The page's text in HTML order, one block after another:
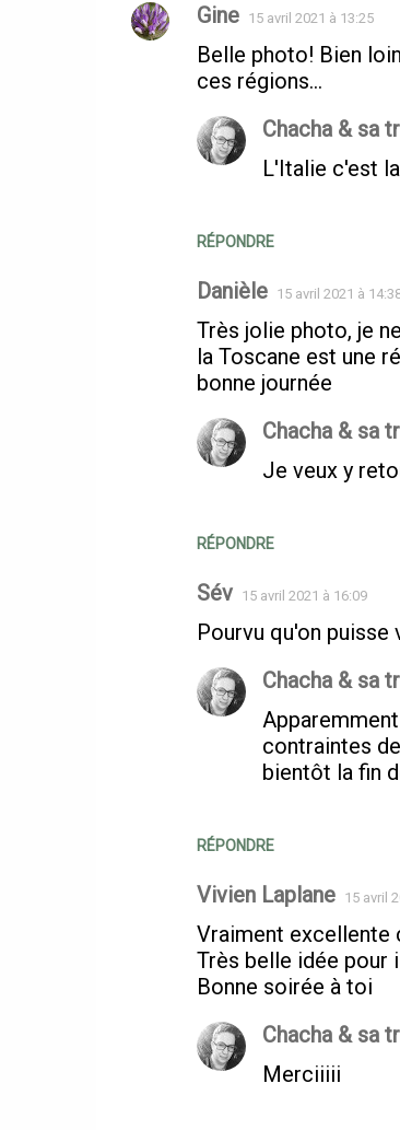
Commentaires
Gine 15 avril 2021 à 13:25
Belle photo! Bien
ces régions...
RÉPONDRE
Chacha & sa
L'Italie c'est
Danièle 15 avril 2021 à
Très jolie photo, je
la Toscane est une
bonne journée
RÉPONDRE
Chacha & sa
Je veux y
Sév 15 avril 2021 à 16:09
Pourvu qu'on
RÉPONDRE
Chacha & sa
contraintes
bientôt la fin
Vivien Laplane 15 avril
Vraiment excellente
Très belle idée pour
Bonne soirée à toi
Chacha & sa
Merciiiii